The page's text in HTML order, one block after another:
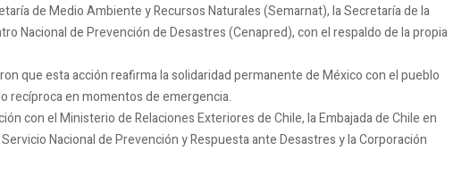
de Medio Ambiente y Recursos Naturales (Semarnat), la Secretaría de la
Nacional de Prevención de Desastres (Cenapred), con el respaldo de la propia
que esta acción reafirma la solidaridad permanente de México con el pueblo
recíproca en momentos de emergencia.
con el Ministerio de Relaciones Exteriores de Chile, la Embajada de Chile en
Nacional de Prevención y Respuesta ante Desastres y la Corporación